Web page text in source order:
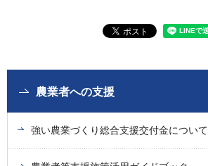
農業者への支援
強い農業づくり総合支援交付金について